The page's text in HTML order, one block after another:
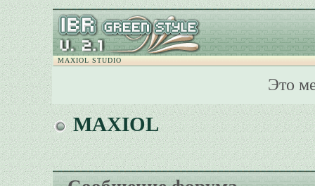
MAXIOL STUDIO
Это
MAXIOL